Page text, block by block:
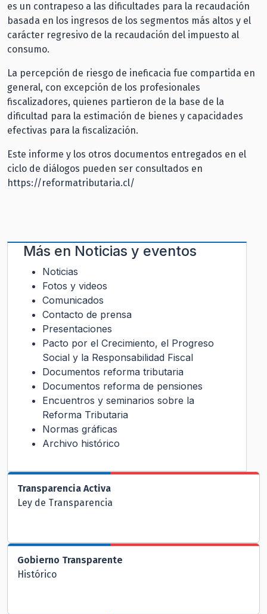
es un contrapeso a las dificultades para la recaudación
basada en los ingresos de los segmentos más altos y el
carácter regresivo de la recaudación del impuesto al
consumo.
La percepción de riesgo de ineficacia fue compartida en
general, con excepción de los profesionales
fiscalizadores, quienes partieron de la base de la
dificultad para la estimación de bienes y capacidades
efectivas para la fiscalización.
Este informe y los otros documentos entregados en el
ciclo de diálogos pueden ser consultados en
https://reformatributaria.cl/
Más en Noticias y eventos
Noticias
Fotos y videos
Comunicados
Contacto de prensa
Presentaciones
Pacto por el Crecimiento, el Progreso
Social y la Responsabilidad Fiscal
Documentos reforma tributaria
Documentos reforma de pensiones
Encuentros y seminarios sobre la
Reforma Tributaria
Normas gráficas
Archivo histórico
Transparencia Activa
Ley de Transparencia
Gobierno Transparente
Histórico